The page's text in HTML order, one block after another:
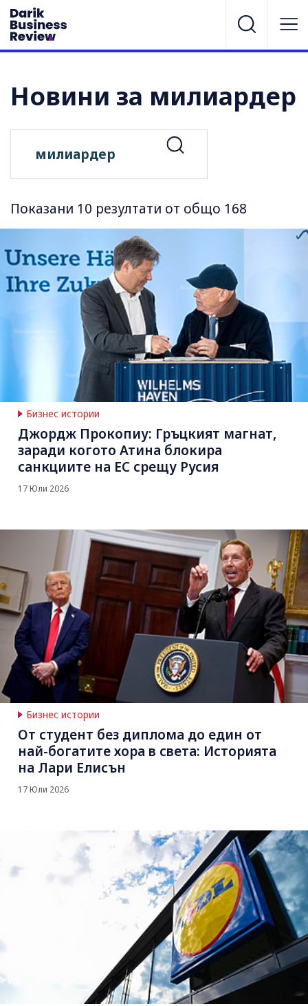
Новини за милиардер
Показани 10 резултати от общо 168
Бизнес истории
Джордж Прокопиу: Гръцкият магнат,
заради когото Атина блокира
санкциите на ЕС срещу Русия
17 Юли 2026
Бизнес истории
От студент без диплома до един от
най-богатите хора в света: Историята
на Лари Елисън
17 Юли 2026